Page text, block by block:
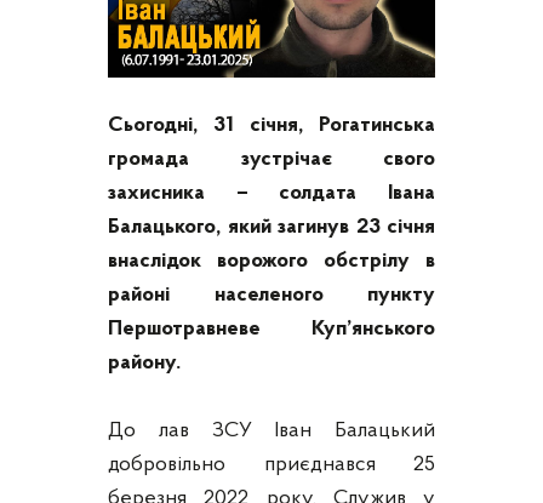
Сьогодні, 31 січня, Рогатинська
громада зустрічає свого
захисника – солдата Івана
Балацького, який загинув 23 січня
внаслідок ворожого обстрілу в
районі населеного пункту
Першотравневе Куп’янського
району.
До лав ЗСУ Іван Балацький
добровільно приєднався 25
березня 2022 року. Служив у